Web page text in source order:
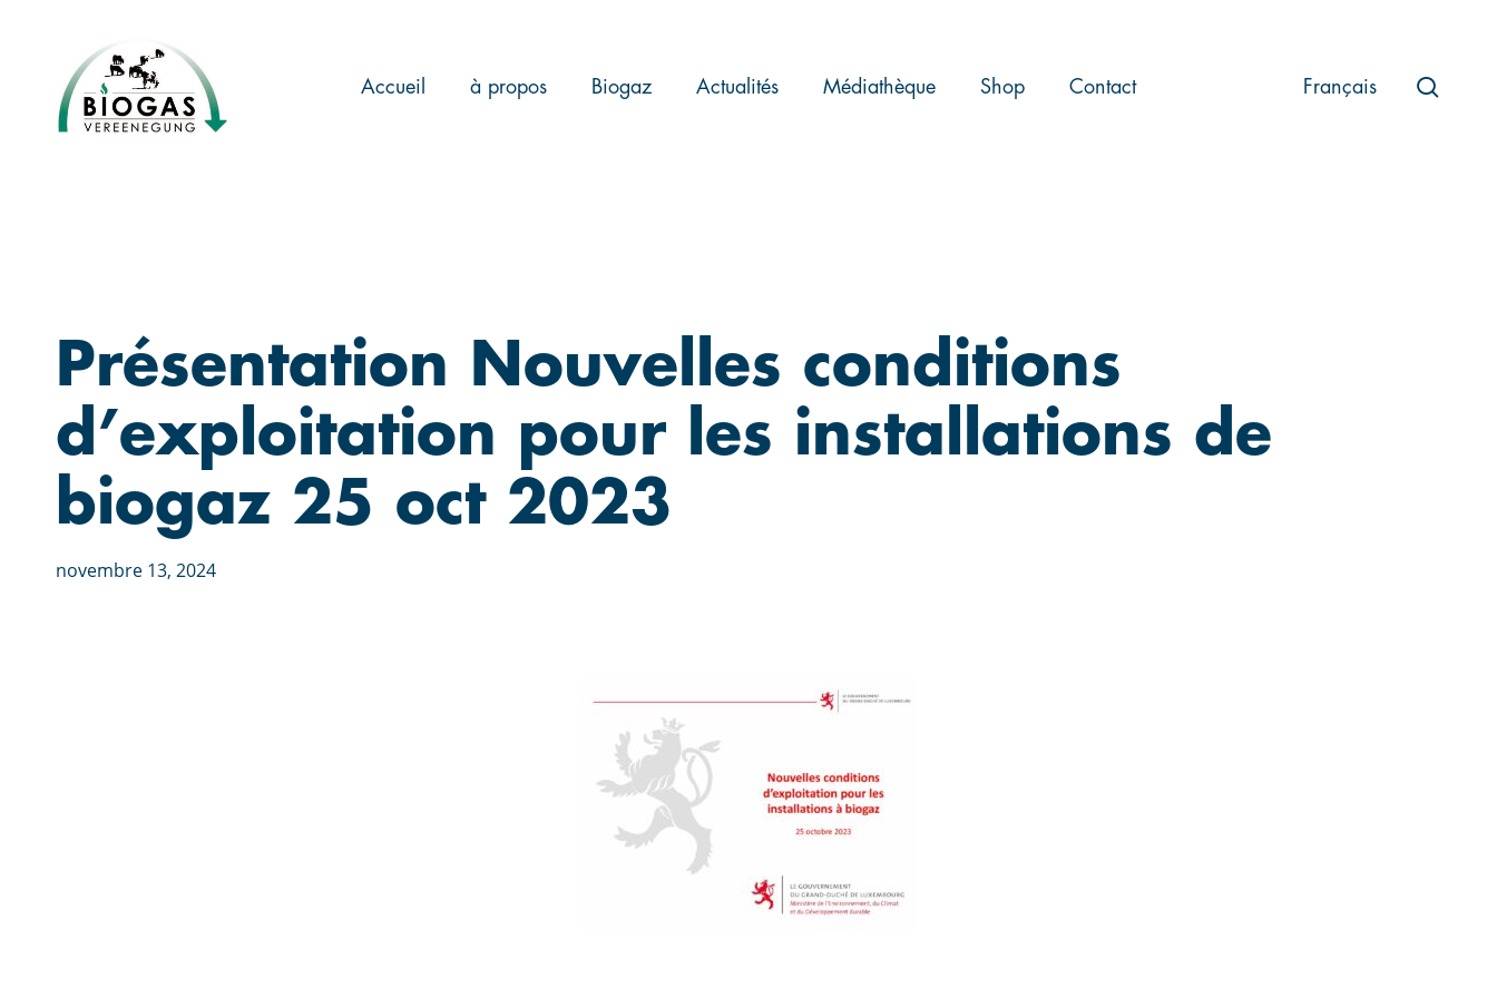
Accueil à propos Biogaz Actualités Médiathèque Shop Contact Français
Présentation Nouvelles conditions
d’exploitation pour les installations de
biogaz 25 oct 2023
novembre 13, 2024